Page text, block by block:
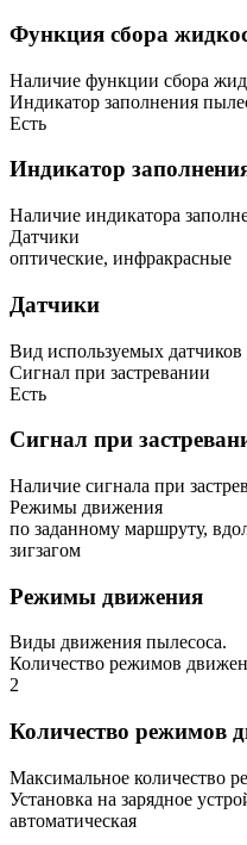
Функция сбора
Наличие функции сбора
Индикатор заполнения
Есть
Индикатор
Наличие индикатора
Датчики
оптические, инфракрасные
Датчики
Вид используемых датчиков
Сигнал при застревании
Есть
Сигнал при
Наличие сигнала при
Режимы движения
по заданному маршруту,
зигзагом
Режимы движения
Виды движения пылесоса.
Количество режимов
2
Количество режимов
Максимальное количество
Установка на зарядное
автоматическая